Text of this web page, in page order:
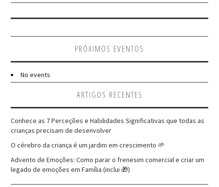
PRÓXIMOS EVENTOS
No events
ARTIGOS RECENTES
Conhece as 7 Perceções e Habilidades Significativas que todas as
crianças precisam de desenvolver
O cérebro da criança é um jardim em crescimento 🌱
Advento de Emoções: Como parar o frenesim comercial e criar um
legado de emoções em Família (inclui 🎁)